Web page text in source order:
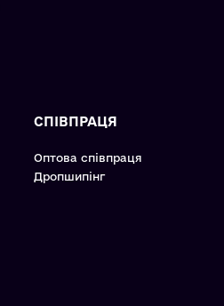
СПІВПРАЦЯ
Оптова співпраця
Дропшипінг